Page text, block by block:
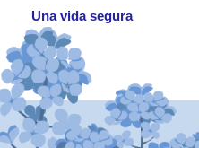
Una vida segura